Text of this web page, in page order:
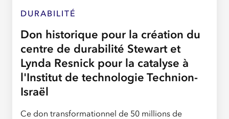
DURABILITÉ
Don historique pour la création du
centre de durabilité Stewart et
Lynda Resnick pour la catalyse à
l'Institut de technologie Technion-
Israël
Ce don transformationnel de 50 millions de